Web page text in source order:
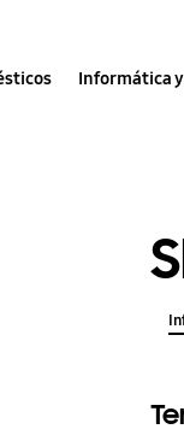
Informática